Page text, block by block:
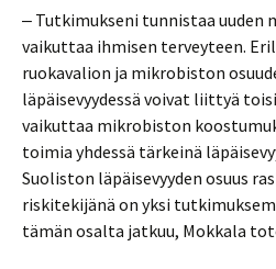
‒ Tutkimukseni tunnistaa uuden
vaikuttaa ihmisen terveyteen.
ruokavalion ja mikrobiston
läpäisevyydessä voivat liittyä
vaikuttaa mikrobiston
toimia yhdessä tärkeinä
Suoliston läpäisevyyden osuus
riskitekijänä on yksi
tämän osalta jatkuu, Mokkala